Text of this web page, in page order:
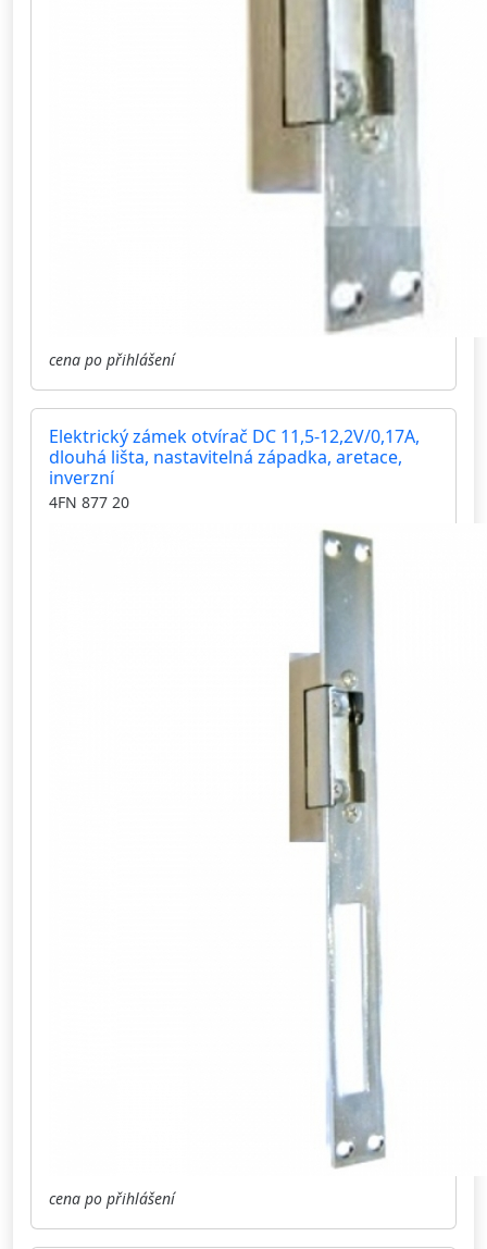
cena po přihlášení
Elektrický zámek otvírač DC 11,5-12,2V/0,17A,
dlouhá lišta, nastavitelná západka, aretace,
inverzní
4FN 877 20
cena po přihlášení